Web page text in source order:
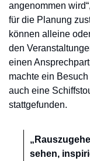
angenommen
für die Planung
können alleine
den
einen
machte ein
auch eine
stattgefunden.
sehen,